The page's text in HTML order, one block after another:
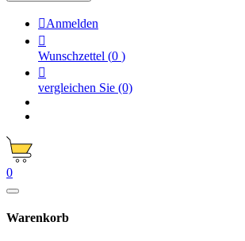
Anmelden

Wunschzettel (0 )

vergleichen Sie (0)
0
Warenkorb